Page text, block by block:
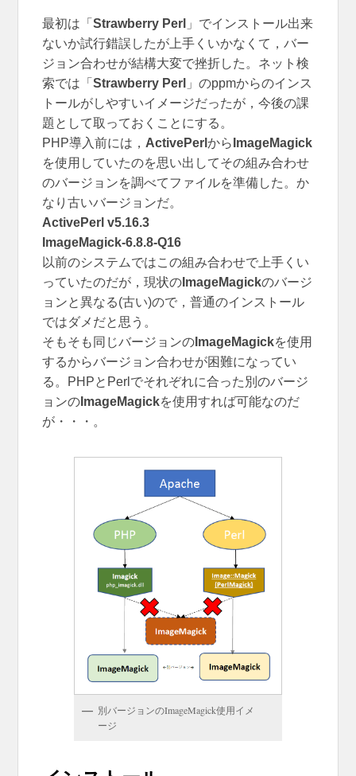
最初は「Strawberry Perl 」でインストール出来
ないか試行錯誤したが上手くいかなくて，バー
ジョン合わせが結構大変で挫折した。ネット検
索では「Strawberry Perl 」のppmからのインス
トールがしやすいイメージだったが，今後の課
題として取っておくことにする。
PHP導入前には， ActivePerlから ImageMagick
を使用していたのを思い出してその組み合わせ
のバージョンを調べてファイルを準備した。か
なり古いバージョンだ。
ActivePerl v5.16.3
ImageMagick-6.8.8-Q16
以前のシステムではこの組み合わせで上手くい
っていたのだが，現状の ImageMagickのバージ
ョンと異なる(古い)ので，普通のインストール
ではダメだと思う。
そもそも同じバージョンの ImageMagickを使用
するからバージョン合わせが困難になってい
る。PHPとPerlでそれぞれに合った別のバージ
ョンの ImageMagickを使用すれば可能なのだ
が・・・。
別バージョンのImageMagick使用イメ
ージ